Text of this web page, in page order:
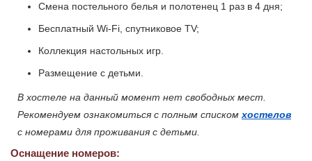
Смена постельного белья и полотенец 1 раз в 4 дня;
Бесплатный Wi-Fi, спутниковое TV;
Коллекция настольных игр.
Размещение с детьми.
В хостеле на данный момент нет свободных мест.
Рекомендуем ознакомиться с полным спискомхостелов
с номерами для проживания с детьми.
Оснащение номеров: